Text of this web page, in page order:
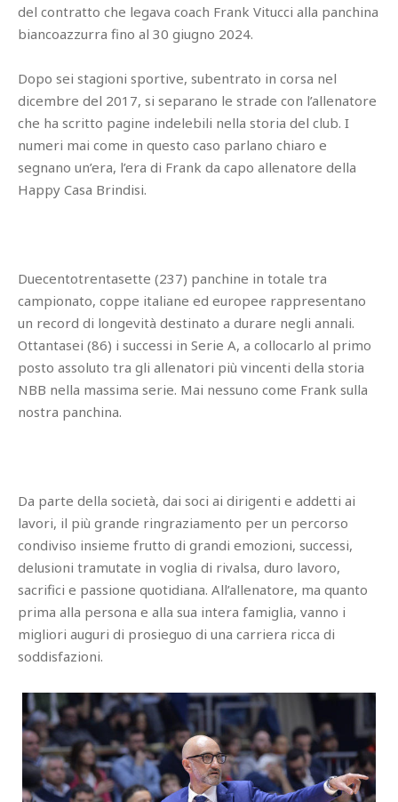
del contratto che legava coach Frank Vitucci alla panchina
biancoazzurra fino al 30 giugno 2024.
Dopo sei stagioni sportive, subentrato in corsa nel
dicembre del 2017, si separano le strade con l’allenatore
che ha scritto pagine indelebili nella storia del club. I
numeri mai come in questo caso parlano chiaro e
segnano un’era, l’era di Frank da capo allenatore della
Happy Casa Brindisi.
Duecentotrentasette (237) panchine in totale tra
campionato, coppe italiane ed europee rappresentano
un record di longevità destinato a durare negli annali.
Ottantasei (86) i successi in Serie A, a collocarlo al primo
posto assoluto tra gli allenatori più vincenti della storia
NBB nella massima serie. Mai nessuno come Frank sulla
nostra panchina.
Da parte della società, dai soci ai dirigenti e addetti ai
lavori, il più grande ringraziamento per un percorso
condiviso insieme frutto di grandi emozioni, successi,
delusioni tramutate in voglia di rivalsa, duro lavoro,
sacrifici e passione quotidiana. All’allenatore, ma quanto
prima alla persona e alla sua intera famiglia, vanno i
migliori auguri di prosieguo di una carriera ricca di
soddisfazioni.